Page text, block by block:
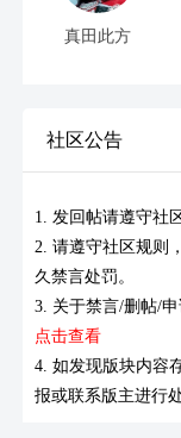
真田此方
社区公告
1. 发回帖请遵守社
2. 请遵守社区规则
久禁言处罚。
3. 关于禁言/删帖/
点击查看
4. 如发现版块内容
报或联系版主进行处